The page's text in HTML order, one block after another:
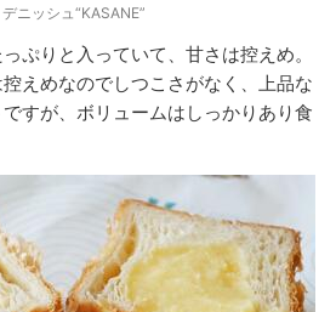
デニッシュ“KASANE”
ぷりと入っていて、甘さは控えめ。
えめなのでしつこさがなく、上品な
すが、ボリュームはしっかりあり食